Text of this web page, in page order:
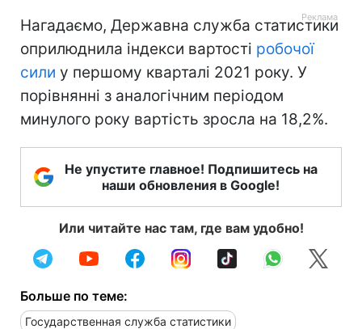
Нагадаємо, Державна служба статистики
оприлюднила індекси вартості робочої
сили у першому кварталі 2021 року. У
порівнянні з аналогічним періодом
минулого року вартість зросла на 18,2%.
Не упустите главное! Подпишитесь на
наши обновления в Google!
Или читайте нас там, где вам удобно!
Больше по теме:
Государственная служба статистики